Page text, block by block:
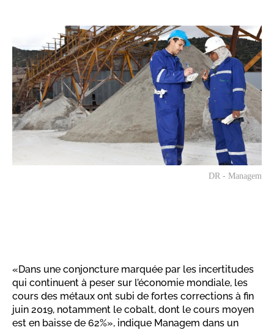
DR - Managem
«Dans une conjoncture marquée par les incertitudes
qui continuent à peser sur l’économie mondiale, les
cours des métaux ont subi de fortes corrections à fin
juin 2019, notamment le cobalt, dont le cours moyen
est en baisse de 62%», indique Managem dans un